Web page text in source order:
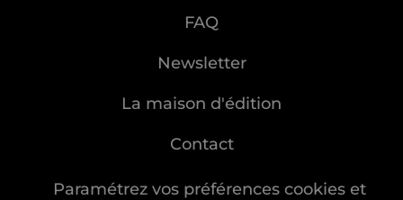
FAQ
Newsletter
La maison d'édition
Contact
Paramétrez vos préférences cookies et